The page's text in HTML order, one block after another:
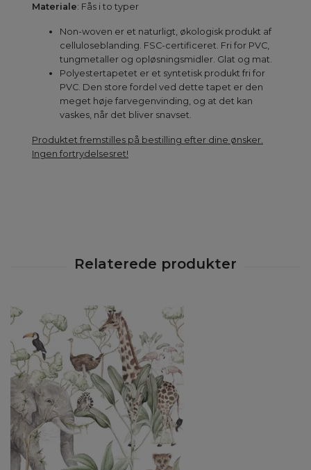
Materiale: Fås i to typer
Non-woven er et naturligt, økologisk produkt af
celluloseblanding. FSC-certificeret. Fri for PVC,
tungmetaller og opløsningsmidler. Glat og mat.
Polyestertapetet er et syntetisk produkt fri for
PVC. Den store fordel ved dette tapet er den
meget høje farvegenvinding, og at det kan
vaskes, når det bliver snavset.
Produktet fremstilles på bestilling efter dine ønsker.
Ingen fortrydelsesret!